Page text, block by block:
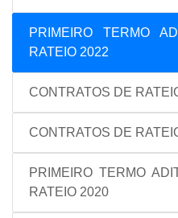
PRIMEIRO TERMO
RATEIO 2022
CONTRATOS DE
CONTRATOS DE
PRIMEIRO TERMO
RATEIO 2020